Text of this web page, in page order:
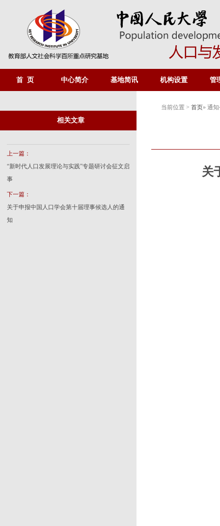
首 页 中心简介 基地简讯 机构设置 管
相关文章
上一篇：
“新时代人口发展理论与实践”专题研讨会征文启
事
下一篇：
关于申报中国人口学会第十届理事候选人的通
知
当前位置 > 首页» 通
关